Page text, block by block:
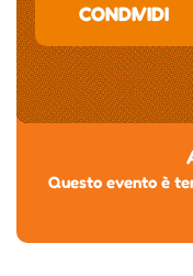
CONDIVIDI
Questo evento è